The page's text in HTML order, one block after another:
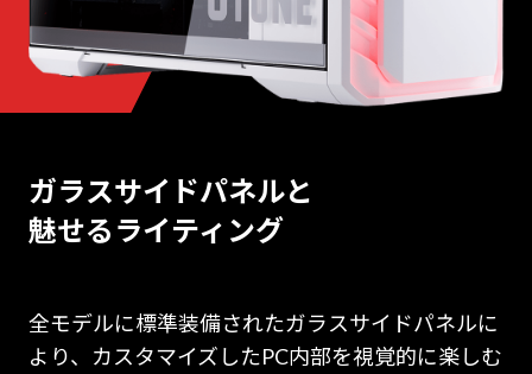
ガラスサイドパネルと
魅せるライティング
全モデルに標準装備されたガラスサイドパネルに
より、カスタマイズしたPC内部を視覚的に楽しむ